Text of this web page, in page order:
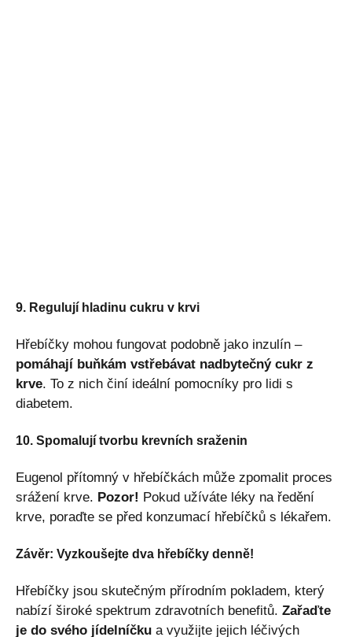
9. Regulují hladinu cukru v krvi
Hřebíčky mohou fungovat podobně jako inzulín –
pomáhají buňkám vstřebávat nadbytečný cukr z
krve. To z nich činí ideální pomocníky pro lidi s
diabetem.
10. Spomalují tvorbu krevních sraženin
Eugenol přítomný v hřebíčkách může zpomalit proces
srážení krve. Pozor! Pokud užíváte léky na ředění
krve, poraďte se před konzumací hřebíčků s lékařem.
Závěr: Vyzkoušejte dva hřebíčky denně!
Hřebíčky jsou skutečným přírodním pokladem, který
nabízí široké spektrum zdravotních benefitů. Zařaďte
je do svého jídelníčku a využijte jejich léčivých